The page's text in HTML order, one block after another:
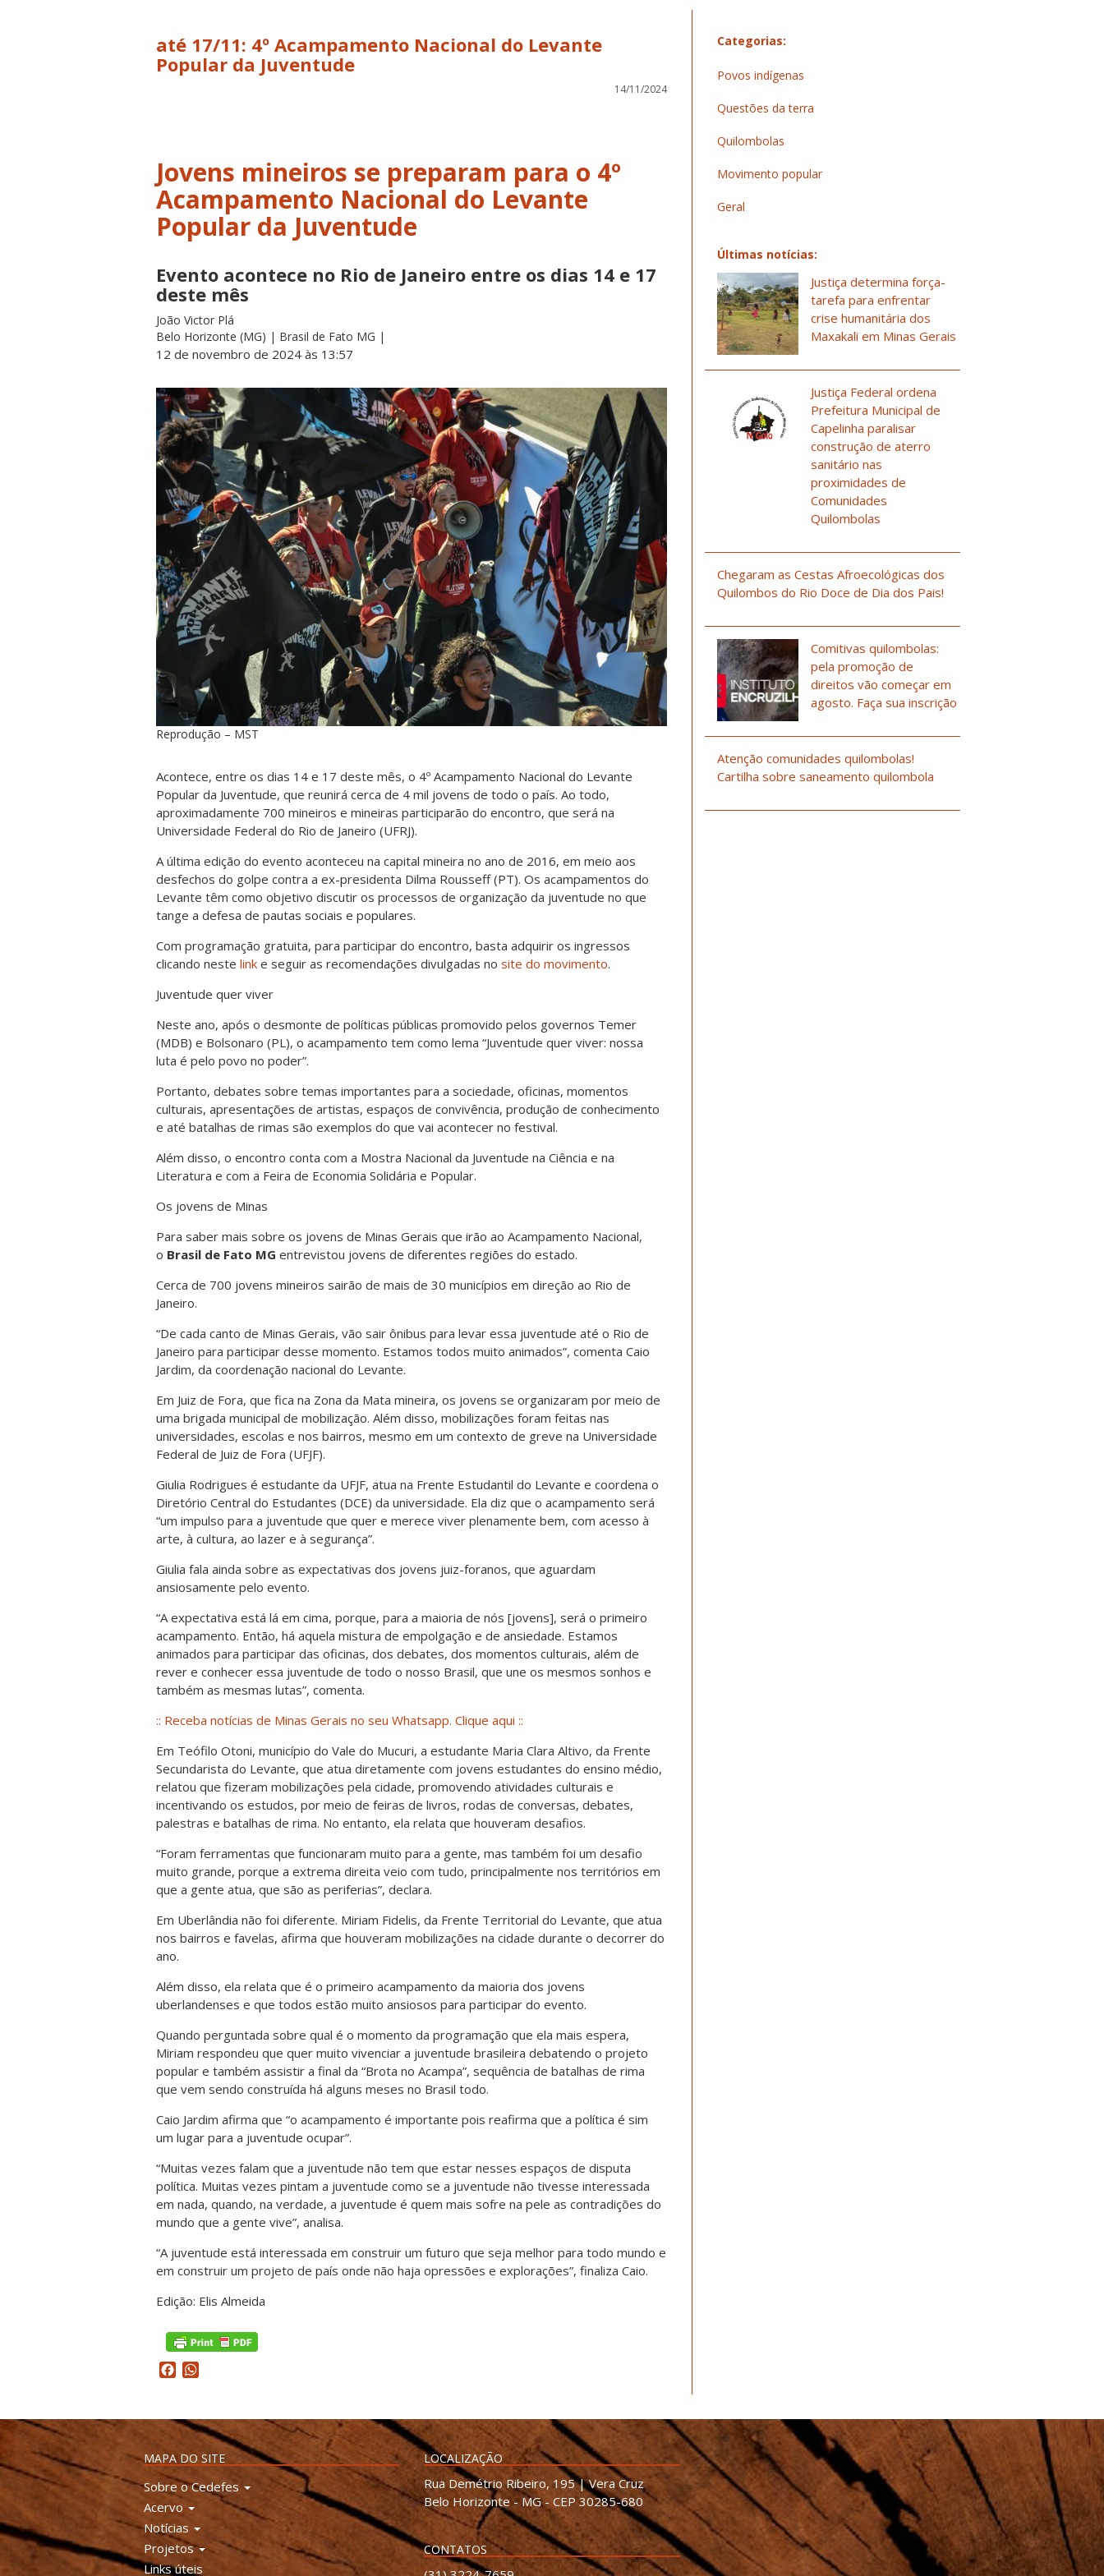
até 17/11: 4º Acampamento Nacional do Levante
Popular da Juventude
14/11/2024
Jovens mineiros se preparam para o 4º
Acampamento Nacional do Levante
Popular da Juventude
Evento acontece no Rio de Janeiro entre os dias 14 e 17
deste mês
João Victor Plá
Belo Horizonte (MG) | Brasil de Fato MG |
12 de novembro de 2024 às 13:57
Reprodução – MST
Acontece, entre os dias 14 e 17 deste mês, o 4º Acampamento Nacional do Levante
Popular da Juventude, que reunirá cerca de 4 mil jovens de todo o país. Ao todo,
aproximadamente 700 mineiros e mineiras participarão do encontro, que será na
Universidade Federal do Rio de Janeiro (UFRJ).
A última edição do evento aconteceu na capital mineira no ano de 2016, em meio aos
desfechos do golpe contra a ex-presidenta Dilma Rousseff (PT). Os acampamentos do
Levante têm como objetivo discutir os processos de organização da juventude no que
tange a defesa de pautas sociais e populares.
Com programação gratuita, para participar do encontro, basta adquirir os ingressos
clicando neste link e seguir as recomendações divulgadas no site do movimento.
Juventude quer viver
Neste ano, após o desmonte de políticas públicas promovido pelos governos Temer
(MDB) e Bolsonaro (PL), o acampamento tem como lema “Juventude quer viver: nossa
luta é pelo povo no poder”.
Portanto, debates sobre temas importantes para a sociedade, oficinas, momentos
culturais, apresentações de artistas, espaços de convivência, produção de conhecimento
e até batalhas de rimas são exemplos do que vai acontecer no festival.
Além disso, o encontro conta com a Mostra Nacional da Juventude na Ciência e na
Literatura e com a Feira de Economia Solidária e Popular.
Os jovens de Minas
Para saber mais sobre os jovens de Minas Gerais que irão ao Acampamento Nacional,
o Brasil de Fato MG entrevistou jovens de diferentes regiões do estado.
Cerca de 700 jovens mineiros sairão de mais de 30 municípios em direção ao Rio de
Janeiro.
“De cada canto de Minas Gerais, vão sair ônibus para levar essa juventude até o Rio de
Janeiro para participar desse momento. Estamos todos muito animados”, comenta Caio
Jardim, da coordenação nacional do Levante.
Em Juiz de Fora, que fica na Zona da Mata mineira, os jovens se organizaram por meio de
uma brigada municipal de mobilização. Além disso, mobilizações foram feitas nas
universidades, escolas e nos bairros, mesmo em um contexto de greve na Universidade
Federal de Juiz de Fora (UFJF).
Giulia Rodrigues é estudante da UFJF, atua na Frente Estudantil do Levante e coordena o
Diretório Central do Estudantes (DCE) da universidade. Ela diz que o acampamento será
“um impulso para a juventude que quer e merece viver plenamente bem, com acesso à
arte, à cultura, ao lazer e à segurança”.
Giulia fala ainda sobre as expectativas dos jovens juiz-foranos, que aguardam
ansiosamente pelo evento.
“A expectativa está lá em cima, porque, para a maioria de nós [jovens], será o primeiro
acampamento. Então, há aquela mistura de empolgação e de ansiedade. Estamos
animados para participar das oficinas, dos debates, dos momentos culturais, além de
rever e conhecer essa juventude de todo o nosso Brasil, que une os mesmos sonhos e
também as mesmas lutas”, comenta.
:: Receba notícias de Minas Gerais no seu Whatsapp. Clique aqui ::
Em Teófilo Otoni, município do Vale do Mucuri, a estudante Maria Clara Altivo, da Frente
Secundarista do Levante, que atua diretamente com jovens estudantes do ensino médio,
relatou que fizeram mobilizações pela cidade, promovendo atividades culturais e
incentivando os estudos, por meio de feiras de livros, rodas de conversas, debates,
palestras e batalhas de rima. No entanto, ela relata que houveram desafios.
“Foram ferramentas que funcionaram muito para a gente, mas também foi um desafio
muito grande, porque a extrema direita veio com tudo, principalmente nos territórios em
que a gente atua, que são as periferias”, declara.
Em Uberlândia não foi diferente. Miriam Fidelis, da Frente Territorial do Levante, que atua
nos bairros e favelas, afirma que houveram mobilizações na cidade durante o decorrer do
ano.
Além disso, ela relata que é o primeiro acampamento da maioria dos jovens
uberlandenses e que todos estão muito ansiosos para participar do evento.
Quando perguntada sobre qual é o momento da programação que ela mais espera,
Miriam respondeu que quer muito vivenciar a juventude brasileira debatendo o projeto
popular e também assistir a final da “Brota no Acampa”, sequência de batalhas de rima
que vem sendo construída há alguns meses no Brasil todo.
Caio Jardim afirma que “o acampamento é importante pois reafirma que a política é sim
um lugar para a juventude ocupar”.
“Muitas vezes falam que a juventude não tem que estar nesses espaços de disputa
política. Muitas vezes pintam a juventude como se a juventude não tivesse interessada
em nada, quando, na verdade, a juventude é quem mais sofre na pele as contradições do
mundo que a gente vive”, analisa.
“A juventude está interessada em construir um futuro que seja melhor para todo mundo e
em construir um projeto de país onde não haja opressões e explorações”, finaliza Caio.
Edição: Elis Almeida
Facebook
Categorias:
Povos indígenas
Questões da terra
Quilombolas
Movimento popular
Geral
Últimas notícias:
Justiça determina força-
tarefa para enfrentar
crise humanitária dos
Maxakali em Minas Gerais
Justiça Federal ordena
Prefeitura Municipal de
Capelinha paralisar
construção de aterro
sanitário nas
proximidades de
Comunidades
Quilombolas
Chegaram as Cestas Afroecológicas dos
Quilombos do Rio Doce de Dia dos Pais!
Comitivas quilombolas:
pela promoção de
direitos vão começar em
agosto. Faça sua inscrição
Atenção comunidades quilombolas!
Cartilha sobre saneamento quilombola
MAPA DO SITE
Sobre o Cedefes
Acervo
Notícias
Projetos
Links úteis
LOCALIZAÇÃO
Rua Demétrio Ribeiro, 195 | Vera Cruz
Belo Horizonte - MG - CEP 30285-680
CONTATOS